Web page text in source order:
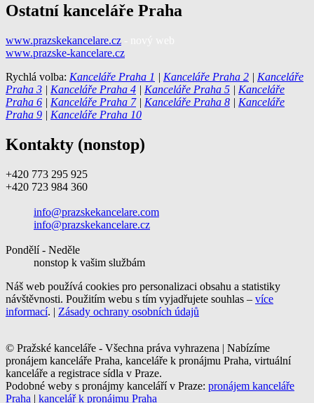
Ostatní kanceláře Praha
www.prazskekancelare.cz
www.prazske-kancelare.cz
Rychlá volba: Kanceláře Praha 1 | Kanceláře Praha 2 | Kanceláře
Praha 3 | Kanceláře Praha 4 | Kanceláře Praha 5 | Kanceláře
Praha 6 | Kanceláře Praha 7| Kanceláře Praha 8 | Kanceláře
Praha 9 | Kanceláře Praha 10
Kontakty (nonstop)
+420 773 295 925
+420 723 984 360
info@prazskekancelare.com
info@prazskekancelare.cz
Pondělí - Neděle
nonstop k vašim službám
Náš web používá cookies pro personalizaci obsahu a statistiky
návštěvnosti. Použitím webu s tím vyjadřujete souhlas – více
informací. | Zásady ochrany osobních údajů
© Pražské kanceláře - Všechna práva vyhrazena | Nabízíme
pronájem kanceláře Praha, kanceláře k pronájmu Praha, virtuální
kanceláře a registrace sídla v Praze.
Podobné weby s pronájmy kanceláří v Praze: pronájem kanceláře
Praha | kancelář k pronájmu Praha